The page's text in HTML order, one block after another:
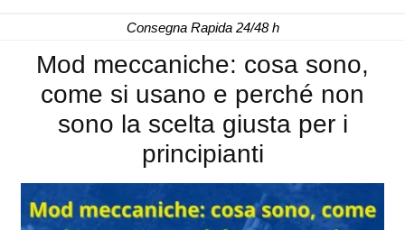
Consegna Rapida 24/48 h
Mod meccaniche: cosa sono,
come si usano e perché non
sono la scelta giusta per i
principianti